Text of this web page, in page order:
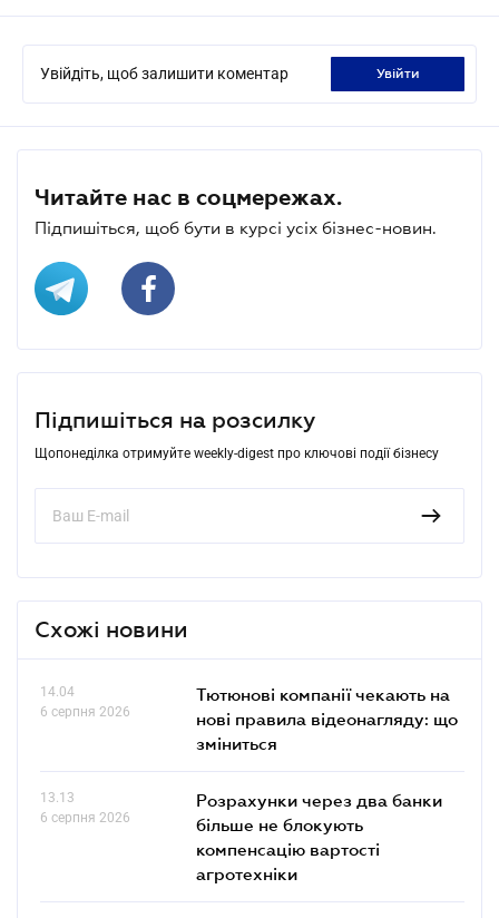
Увійдіть, щоб залишити коментар увійти
Читайте нас в соцмережах.
Підпишіться, щоб бути в курсі усіх бізнес-новин.
Підпишіться на розсилку
Щопонеділка отримуйте weekly-digest про ключові події бізнесу
Схожі новини
14.04
6 серпня 2026
Тютюнові компанії чекають на
нові правила відеонагляду: що
зміниться
13.13
6 серпня 2026
Розрахунки через два банки
більше не блокують
компенсацію вартості
агротехніки